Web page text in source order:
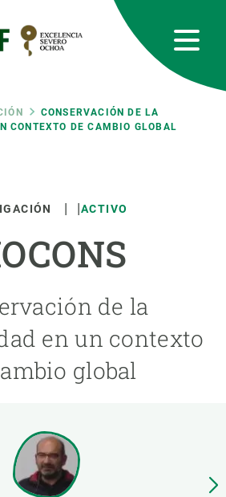
CONSERVACIÓN DE LA
CONTEXTO DE CAMBIO GLOBAL
ACTIVO
de la
en un contexto
global